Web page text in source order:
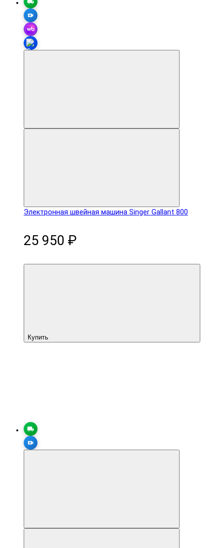
Электронная швейная машина Singer Gallant 800
25 950 ₽
Купить